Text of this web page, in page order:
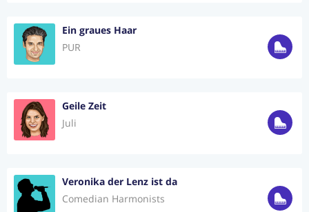
Ein graues Haar
PUR
Geile Zeit
Juli
Veronika der Lenz ist da
Comedian Harmonists